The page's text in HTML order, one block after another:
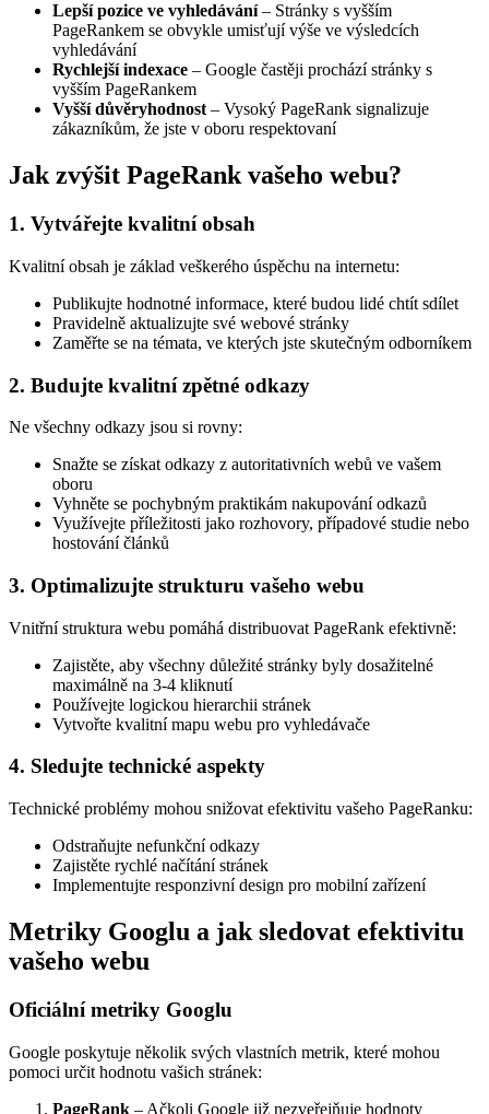
Lepší pozice ve vyhledávání– Stránky s vyšším
PageRankem se obvykle umisťují výše ve výsledcích
vyhledávání
Rychlejší indexace – Google častěji prochází stránky s
vyšším PageRankem
Vyšší důvěryhodnost – Vysoký PageRank signalizuje
zákazníkům, že jste v oboru respektovaní
Jak zvýšit PageRank vašeho webu?
1. Vytvářejte kvalitní obsah
Kvalitní obsah je základ veškerého úspěchu na internetu:
Publikujte hodnotné informace, které budou lidé chtít sdílet
Pravidelně aktualizujte své webové stránky
Zaměřte se na témata, ve kterých jste skutečným odborníkem
2. Budujte kvalitní zpětné odkazy
Ne všechny odkazy jsou si rovny:
Snažte se získat odkazy z autoritativních webů ve vašem
oboru
Vyhněte se pochybným praktikám nakupování odkazů
Využívejte příležitosti jako rozhovory, případové studie nebo
hostování článků
3. Optimalizujte strukturu vašeho webu
Vnitřní struktura webu pomáhá distribuovat PageRank efektivně:
Zajistěte, aby všechny důležité stránky byly dosažitelné
maximálně na 3-4 kliknutí
Používejte logickou hierarchii stránek
Vytvořte kvalitní mapu webu pro vyhledávače
4. Sledujte technické aspekty
Technické problémy mohou snižovat efektivitu vašeho PageRanku:
Odstraňujte nefunkční odkazy
Zajistěte rychlé načítání stránek
Implementujte responzivní design pro mobilní zařízení
Metriky Googlu a jak sledovat efektivitu
vašeho webu
Oficiální metriky Googlu
Google poskytuje několik svých vlastních metrik, které mohou
pomoci určit hodnotu vašich stránek:
PageRank – Ačkoli Google již nezveřejňuje hodnoty